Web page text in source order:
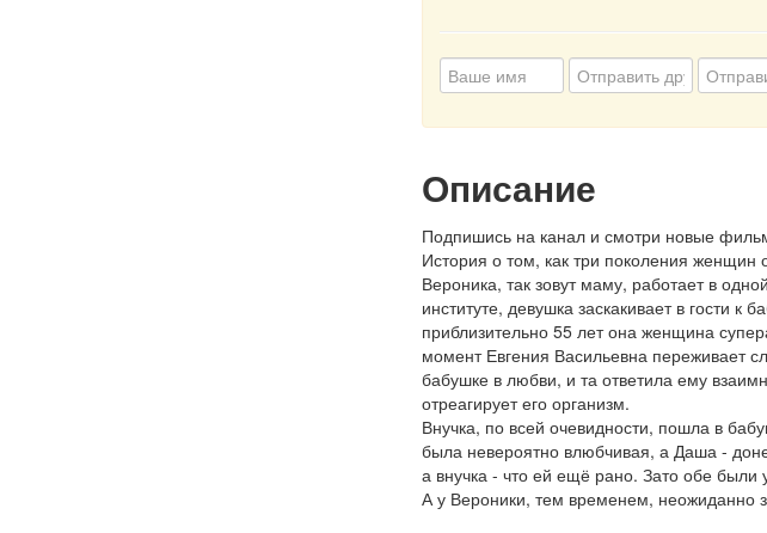
Описание
Подпишись на канал и смотри новые
История о том, как три поколения женщин
Вероника, так зовут маму, работает в
институте, девушка заскакивает в гости
приблизительно 55 лет она женщина
момент Евгения Васильевна переживает
бабушке в любви, и та ответила ему
отреагирует его организм.
Внучка, по всей очевидности, пошла в
была невероятно влюбчивая, а Даша -
а внучка - что ей ещё рано. Зато обе были
А у Вероники, тем временем, неожиданно